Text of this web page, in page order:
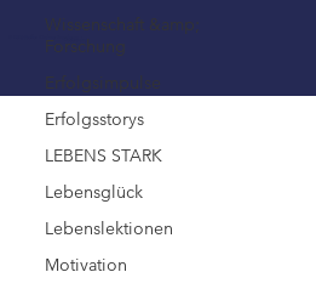
Wissenschaft &amp;
Forschung
Erfolgsimpulse
Erfolgsstorys
LEBENS STARK
Lebensglück
Lebenslektionen
Motivation
Datenschutz